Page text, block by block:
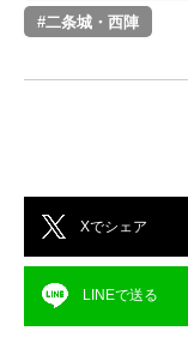
#二条城・西陣
Xでシェア
LINEで送る